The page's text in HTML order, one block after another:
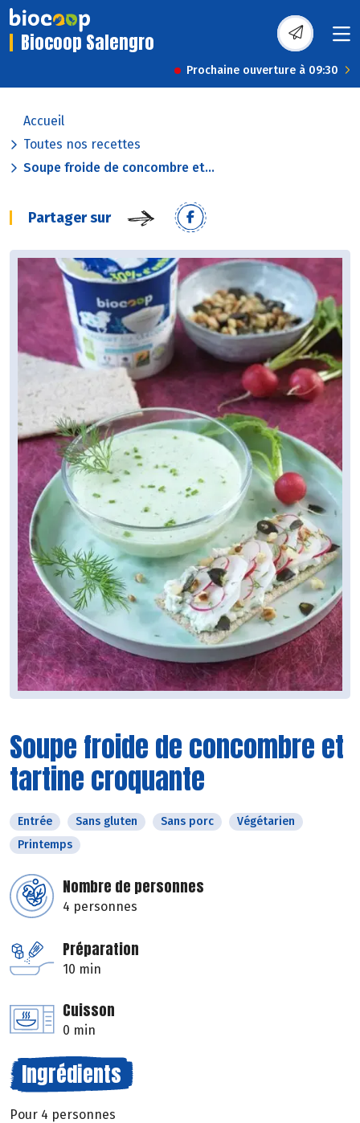
Biocoop Salengro
Prochaine ouverture à 09:30
Accueil
Toutes nos recettes
Soupe froide de concombre et...
Partager sur
Soupe froide de concombre et
tartine croquante
Entrée Sans gluten Sans porc
Végétarien
Printemps
Nombre de personnes
4 personnes
Préparation
10 min
Cuisson
0 min
Ingrédients
Pour 4 personnes